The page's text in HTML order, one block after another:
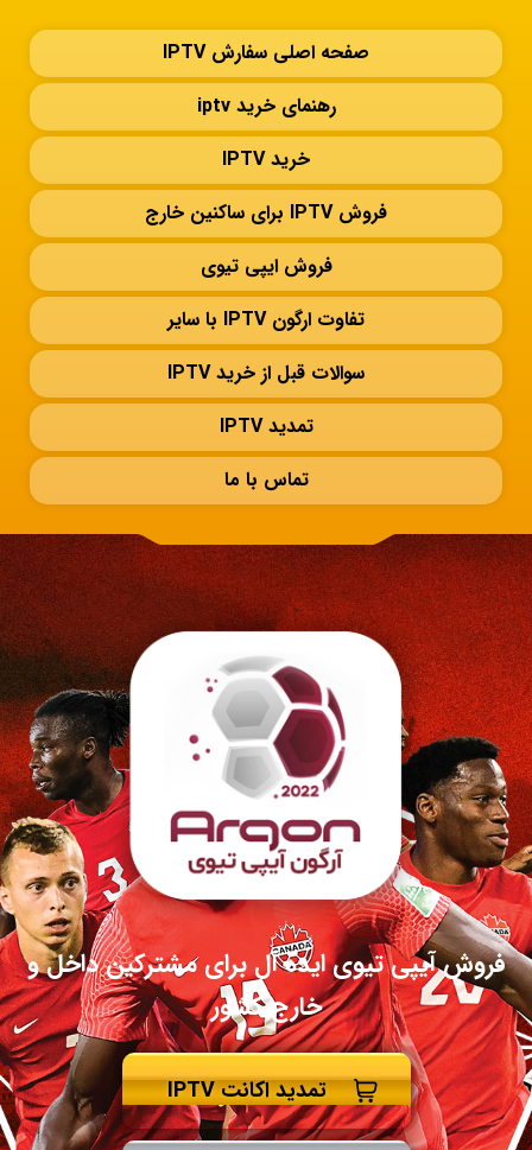
صفحه اصلی سفارش IPTV
رهنمای خرید iptv
خرید IPTV
فروش IPTV برای ساکنین خارج
فروش ایپی تیوی
تفاوت ارگون IPTV با سایر
سوالات قبل از خرید IPTV
تمدید IPTV
تماس با ما
فروش آیپی تیوی ایده آل برای مشترکین داخل و
خارج کشور
تمدید اکانت IPTV